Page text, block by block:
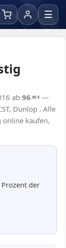
☰
ab 96,80€ —
Dunlop . Alle
kaufen,
der